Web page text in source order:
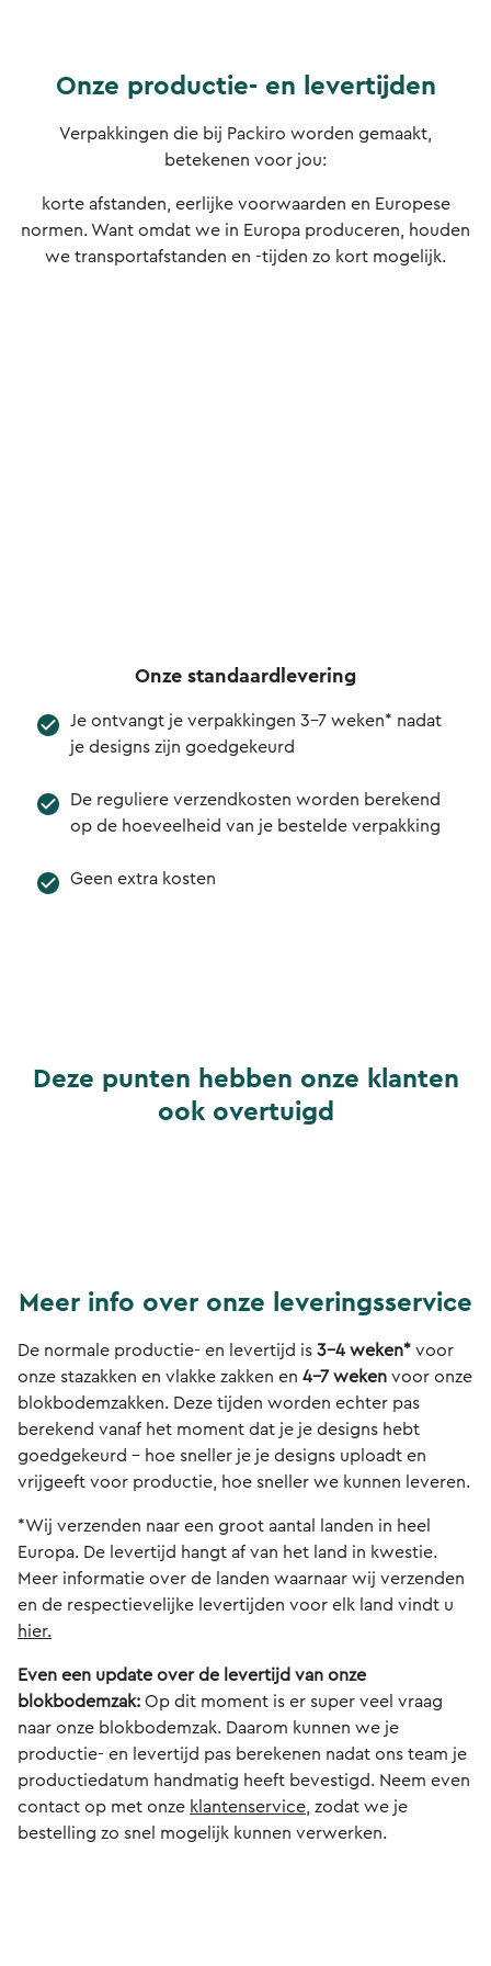
Onze productie- en levertijden
Verpakkingen die bij Packiro worden gemaakt,
betekenen voor jou:
korte afstanden, eerlijke voorwaarden en Europese
normen. Want omdat we in Europa produceren, houden
we transportafstanden en -tijden zo kort mogelijk.
Onze standaardlevering
Je ontvangt je verpakkingen 3-7 weken* nadat
je designs zijn goedgekeurd
De reguliere verzendkosten worden berekend
op de hoeveelheid van je bestelde verpakking
Geen extra kosten
Deze punten hebben onze klanten
ook overtuigd
Meer info over onze leveringsservice
De normale productie- en levertijd is 3-4 weken* voor
onze stazakken en vlakke zakken en 4-7 weken voor onze
blokbodemzakken. Deze tijden worden echter pas
berekend vanaf het moment dat je je designs hebt
goedgekeurd – hoe sneller je je designs uploadt en
vrijgeeft voor productie, hoe sneller we kunnen leveren.
*Wij verzenden naar een groot aantal landen in heel
Europa. De levertijd hangt af van het land in kwestie.
Meer informatie over de landen waarnaar wij verzenden
en de respectievelijke levertijden voor elk land vindt u
hier.
Even een update over de levertijd van onze
blokbodemzak: Op dit moment is er super veel vraag
naar onze blokbodemzak. Daarom kunnen we je
productie- en levertijd pas berekenen nadat ons team je
productiedatum handmatig heeft bevestigd. Neem even
contact op met onze klantenservice , zodat we je
bestelling zo snel mogelijk kunnen verwerken.